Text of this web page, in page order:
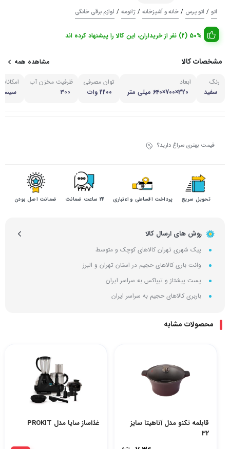
اتو / اتو پرس / خانه و آشپزخانه / ژانومه / لوازم برقی خانگی
50% (2) نفر از خریداران، این کالا را پیشنهاد کرده اند
مشخصات کالا مشاهده همه
رنگ
سفید
ابعاد
320×700×640 میلی متر
توان مصرفی
2200 وات
ظرفیت مخزن آب
۳۰۰
قیمت بهتری سراغ دارید؟
تحویل سریع پرداخت اقساطی و اعتباری ۲۴ ساعت ضمانت ضمانت اصل بودن
روش های ارسال کالا
پیک شهری تهران کالاهای کوچک و متوسط
وانت باری کالاهای حجیم در استان تهران و البرز
پست پیشتاز و تیپاکس به سراسر ایران
باربری کالاهای حجیم به سراسر ایران
محصولات مشابه
قابلمه تکنو مدل آناهیتا سایز
32
غذاساز سایا مدل PROKIT